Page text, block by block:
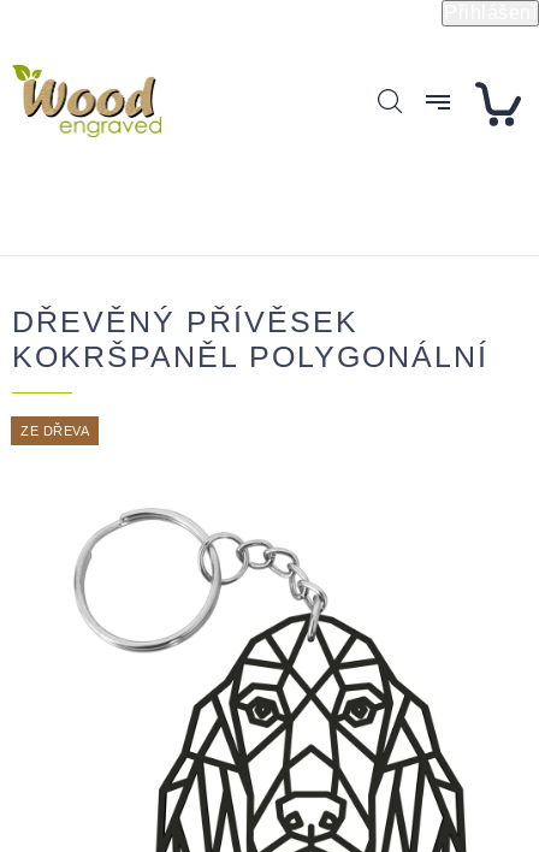
DŘEVĚNÝ PŘÍVĚSEK
KOKRŠPANĚL POLYGONÁLNÍ
ZE DŘEVA